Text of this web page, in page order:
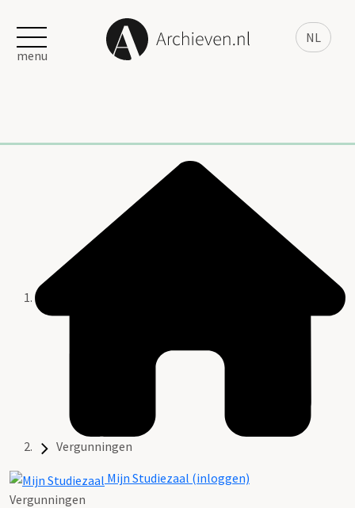
NL
menu
Vergunningen
Mijn Studiezaal (inloggen)
Vergunningen